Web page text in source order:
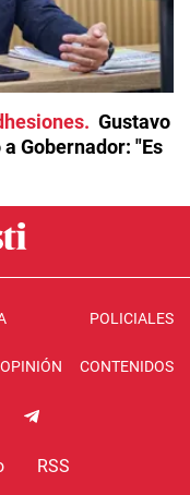
Gustavo
Gobernador: "Es
POLICIALES
OPINIÓN CONTENIDOS
RSS